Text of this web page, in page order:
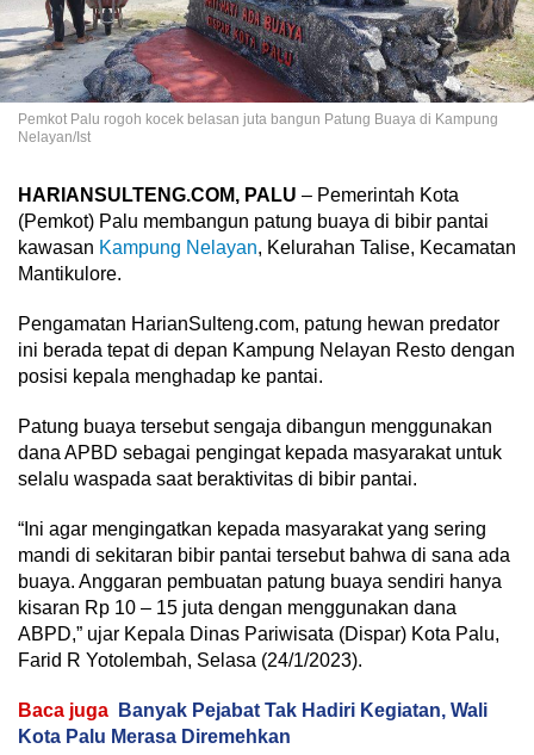
Pemkot Palu rogoh kocek belasan juta bangun Patung Buaya di Kampung
Nelayan/Ist
HARIANSULTENG.COM, PALU – Pemerintah Kota
(Pemkot) Palu membangun patung buaya di bibir pantai
kawasan Kampung Nelayan, Kelurahan Talise, Kecamatan
Mantikulore.
Pengamatan HarianSulteng.com, patung hewan predator
ini berada tepat di depan Kampung Nelayan Resto dengan
posisi kepala menghadap ke pantai.
Patung buaya tersebut sengaja dibangun menggunakan
dana APBD sebagai pengingat kepada masyarakat untuk
selalu waspada saat beraktivitas di bibir pantai.
“Ini agar mengingatkan kepada masyarakat yang sering
mandi di sekitaran bibir pantai tersebut bahwa di sana ada
buaya. Anggaran pembuatan patung buaya sendiri hanya
kisaran Rp 10 – 15 juta dengan menggunakan dana
ABPD,” ujar Kepala Dinas Pariwisata (Dispar) Kota Palu,
Farid R Yotolembah, Selasa (24/1/2023).
Baca juga
Banyak Pejabat Tak Hadiri Kegiatan, Wali
Kota Palu Merasa Diremehkan